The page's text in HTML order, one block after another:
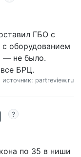
ГБО с
оборудованием
— не было.
БРЦ.
источник: partreview.ru
по 35 в ниши